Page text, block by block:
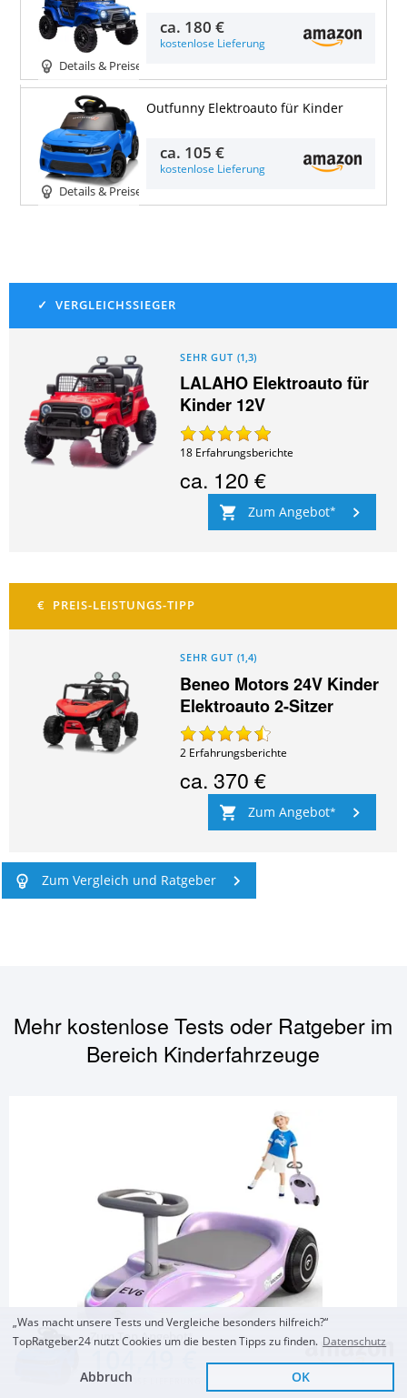
Zum Top Angebot
KOSTENLOSE LIEFERUNG
Details & Preise
ca. 180 €
kostenlose Lieferung
Details & Preise
Outfunny Elektroauto für Kinder
ca. 105 €
kostenlose Lieferung
SEHR GUT (1,3)
LALAHO Elektroauto für
Kinder 12V
18 Erfahrungsberichte
ca. 120 €
Zum Angebot
SEHR GUT (1,4)
Beneo Motors 24V Kinder
Elektroauto 2-Sitzer
2 Erfahrungsberichte
ca.370 €
Zum Angebot
Zum Vergleich und Ratgeber
Mehr kostenlose Tests oder Ratgeber im
Bereich Kinderfahrzeuge
KINDERFAHRZEUGE
„Was macht unsere Tests und Vergleiche besonders hilfreich?“
TopRatgeber24 nutzt Cookies um die besten Tipps zu finden. Datenschutz
Abbruch OK